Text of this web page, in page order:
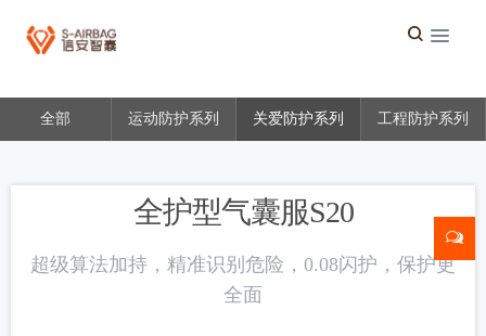
全部 运动防护系列 关爱防护系列 工程防护系列
全护型气囊服S20
超级算法加持，精准识别危险，0.08闪护，保护更
全面